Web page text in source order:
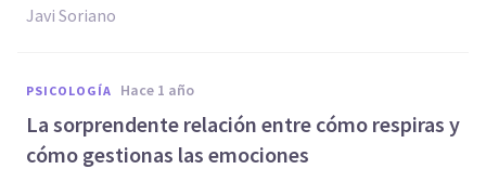
Javi Soriano
PSICOLOGÍA hace 1 año
La sorprendente relación entre cómo respiras y
cómo gestionas las emociones